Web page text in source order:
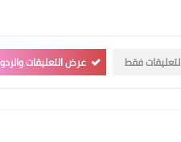
فقط عرض التعليقات